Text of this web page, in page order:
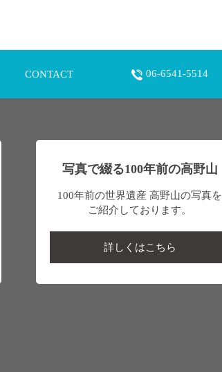
CONTACT 06-6541-5514
写真で綴る100年前の高野山
100年前の世界遺産 高野山の写真を
ご紹介しております。
詳しくはこちら